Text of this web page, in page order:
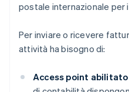
postale internazionale per
Per inviare o ricevere
attività ha bisogno di:
Access point abilitato